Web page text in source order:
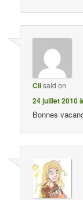
Cilsaid on
24 juillet 2010
Bonnes